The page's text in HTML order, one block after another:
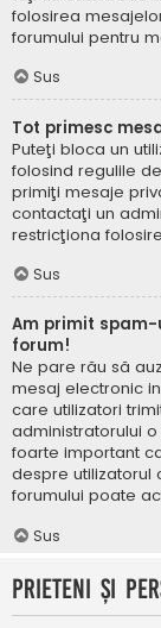
folosirea
forumului pentru
Sus
Tot primesc
Puteţi bloca un
folosind regulile
primiţi mesaje
contactaţi un
restricţiona
Sus
Am primit spam-
forum!
Ne pare rău să
mesaj electronic
care utilizatori
administratorului
foarte important
despre utilizatorul
forumului poate
Sus
Prieteni şi